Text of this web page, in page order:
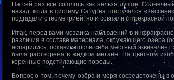
На сей раз всё сошлось как нельзя лучше.
назад, когда в систему Сатурна постучался
подгадали с геометрией, но и совпали с прекрасной
Итак, перед вами мозаика наблюдений в
различия в составе материала, окружающего озёра
испарились, оставив после себя местный
была растворена в жидком метане. На цветном
коренные подстилающие породы.
Вопрос о том, почему озёра и моря сосредоточены в